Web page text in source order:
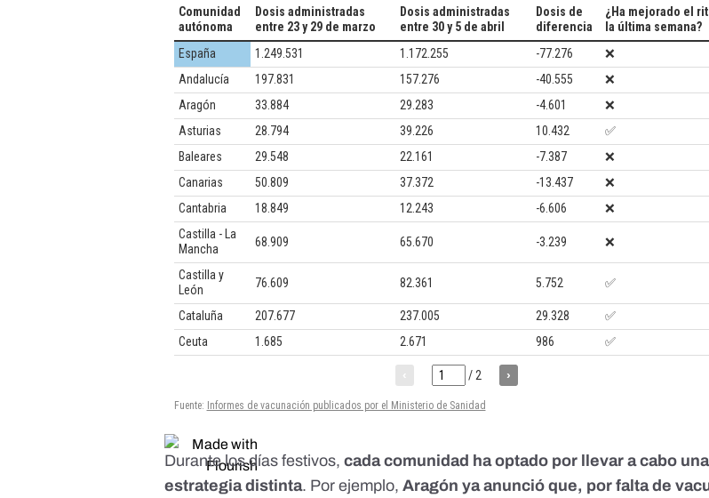
Durante los días festivos,cada comunidad ha optado por llevar a cabo una
estrategia distinta. Por ejemplo, Aragón ya anunció que, por falta de